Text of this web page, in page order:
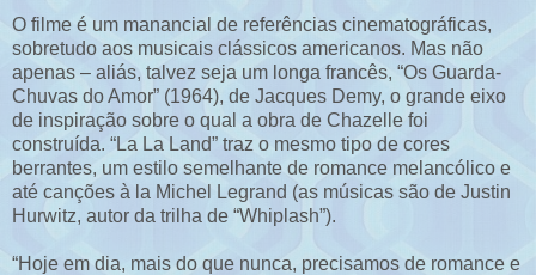
O filme é um manancial de referências cinematográficas,
sobretudo aos musicais clássicos americanos. Mas não
apenas – aliás, talvez seja um longa francês, “Os Guarda-
Chuvas do Amor” (1964), de Jacques Demy, o grande eixo
de inspiração sobre o qual a obra de Chazelle foi
construída. “La La Land” traz o mesmo tipo de cores
berrantes, um estilo semelhante de romance melancólico e
até canções à la Michel Legrand (as músicas são de Justin
Hurwitz, autor da trilha de “Whiplash”).
“Hoje em dia, mais do que nunca, precisamos de romance e